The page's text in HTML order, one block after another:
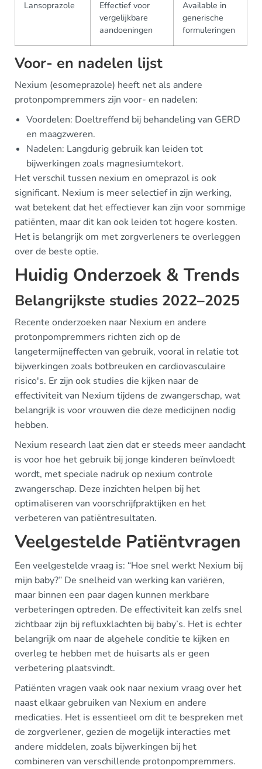
Lansoprazole
Effectief voor
vergelijkbare
aandoeningen
Available in
generische
formuleringen
Voor- en nadelen lijst
Nexium (esomeprazole) heeft net als andere
protonpompremmers zijn voor- en nadelen:
Voordelen: Doeltreffend bij behandeling van GERD
en maagzweren.
Nadelen: Langdurig gebruik kan leiden tot
bijwerkingen zoals magnesiumtekort.
Het verschil tussen nexium en omeprazol is ook
significant. Nexium is meer selectief in zijn werking,
wat betekent dat het effectiever kan zijn voor sommige
patiënten, maar dit kan ook leiden tot hogere kosten.
Het is belangrijk om met zorgverleners te overleggen
over de beste optie.
Huidig Onderzoek & Trends
Belangrijkste studies 2022–2025
Recente onderzoeken naar Nexium en andere
protonpompremmers richten zich op de
langetermijneffecten van gebruik, vooral in relatie tot
bijwerkingen zoals botbreuken en cardiovasculaire
risico's. Er zijn ook studies die kijken naar de
effectiviteit van Nexium tijdens de zwangerschap, wat
belangrijk is voor vrouwen die deze medicijnen nodig
hebben.
Nexium research laat zien dat er steeds meer aandacht
is voor hoe het gebruik bij jonge kinderen beïnvloedt
wordt, met speciale nadruk op nexium controle
zwangerschap. Deze inzichten helpen bij het
optimaliseren van voorschrijfpraktijken en het
verbeteren van patiëntresultaten.
Veelgestelde Patiëntvragen
Een veelgestelde vraag is: “Hoe snel werkt Nexium bij
mijn baby?” De snelheid van werking kan variëren,
maar binnen een paar dagen kunnen merkbare
verbeteringen optreden. De effectiviteit kan zelfs snel
zichtbaar zijn bij refluxklachten bij baby’s. Het is echter
belangrijk om naar de algehele conditie te kijken en
overleg te hebben met de huisarts als er geen
verbetering plaatsvindt.
Patiënten vragen vaak ook naar nexium vraag over het
naast elkaar gebruiken van Nexium en andere
medicaties. Het is essentieel om dit te bespreken met
de zorgverlener, gezien de mogelijk interacties met
andere middelen, zoals bijwerkingen bij het
combineren van verschillende protonpompremmers.